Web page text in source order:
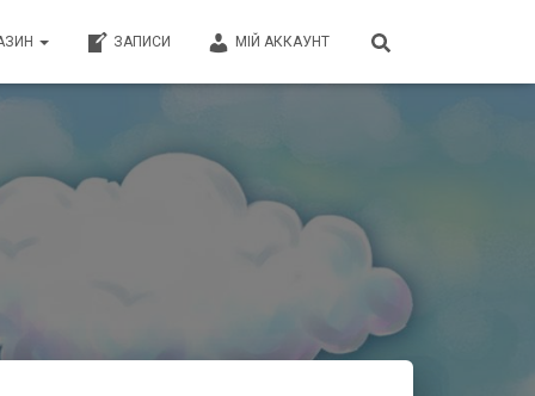
ЗАПИСИ МІЙ АККАУНТ